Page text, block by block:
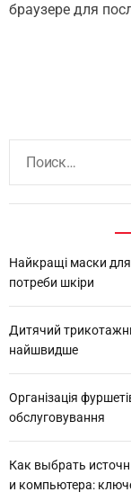
браузере для
:Найкращі маски для
потреби шкіри
Дитячий
найшвидше
Організація
обслуговування
Как выбрать
и компьютера: